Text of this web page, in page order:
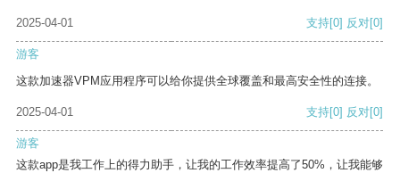
2025-04-01 支持[0] 反对[0]
游客
这款加速器VPM应用程序可以给你提供全球覆盖和最高安全性的连接。
2025-04-01 支持[0] 反对[0]
游客
这款app是我工作上的得力助手，让我的工作效率提高了50%，让我能够